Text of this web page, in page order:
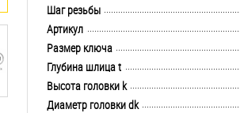
Шаг резьбы
Артикул
Размер ключа
Глубина шлица t
Высота головки k
Диаметр головки dk